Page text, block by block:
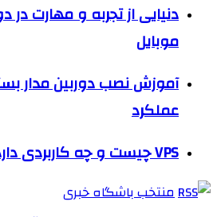
دنیایی از تجربه و مهارت
موبایل
آموزش نصب دوربین مدار
عملکرد
VPS چیست و چه کاربردی دارد؟
منتخب باشگاه خبری